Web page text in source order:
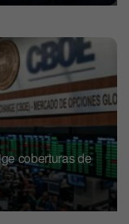
coberturas de